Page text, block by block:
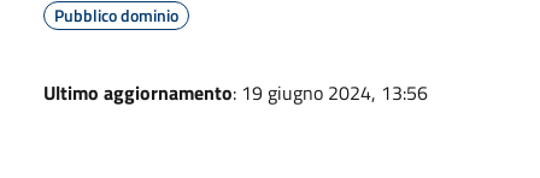
Pubblico dominio
Ultimo aggiornamento: 19 giugno 2024, 13:56